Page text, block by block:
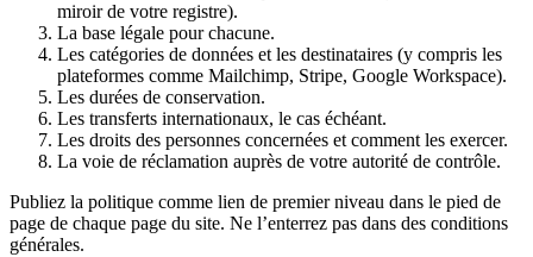
miroir de votre registre).
La base légale pour chacune.
Les catégories de données et les destinataires (y compris les
plateformes comme Mailchimp, Stripe, Google Workspace).
Les durées de conservation.
Les transferts internationaux, le cas échéant.
Les droits des personnes concernées et comment les exercer.
La voie de réclamation auprès de votre autorité de contrôle.
Publiez la politique comme lien de premier niveau dans le pied de
page de chaque page du site. Ne l’enterrez pas dans des conditions
générales.